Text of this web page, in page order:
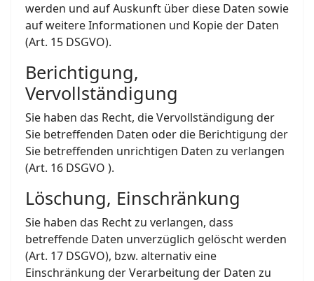
werden und auf Auskunft über diese Daten sowie
auf weitere Informationen und Kopie der Daten
(Art. 15 DSGVO).
Berichtigung,
Vervollständigung
Sie haben das Recht, die Vervollständigung der
Sie betreffenden Daten oder die Berichtigung der
Sie betreffenden unrichtigen Daten zu verlangen
(Art. 16 DSGVO ).
Löschung, Einschränkung
Sie haben das Recht zu verlangen, dass
betreffende Daten unverzüglich gelöscht werden
(Art. 17 DSGVO), bzw. alternativ eine
Einschränkung der Verarbeitung der Daten zu